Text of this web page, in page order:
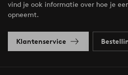
vind je ook informatie over hoe je
opneemt.
Klantenservice